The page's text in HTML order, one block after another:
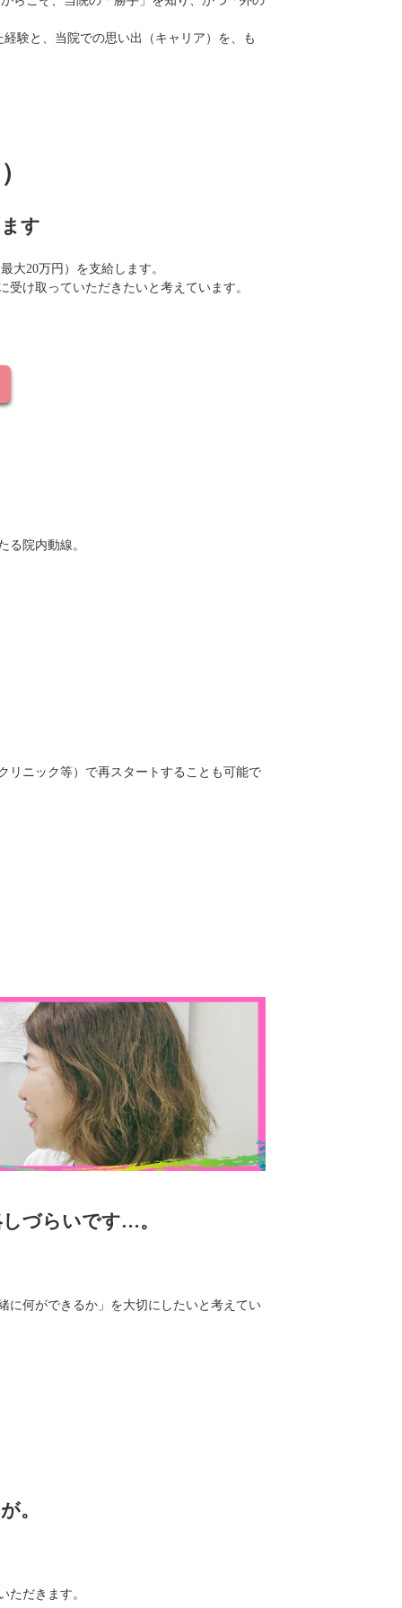
験と、当院での思い出（キャリア）を、も
す
大20万円）を支給します。
け取っていただきたいと考えています。
る院内動線。
リニック等）で再スタートすることも可能で
づらいです…。
に何ができるか」を大切にしたいと考えてい
。
ただきます。